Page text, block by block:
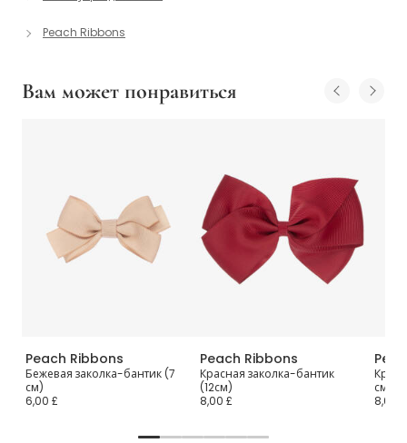
Peach Ribbons
Вам может понравиться
Peach Ribbons
Бежевая заколка-бантик (7
см)
6,00 £
Peach Ribbons
Красная заколка-бантик
(12см)
8,00 £
см)
8,00 £